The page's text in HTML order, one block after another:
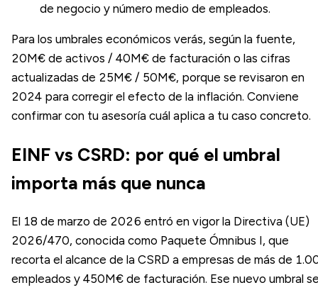
de negocio y número medio de empleados.
Para los umbrales económicos verás, según la fuente,
20M€ de activos / 40M€ de facturación o las cifras
actualizadas de 25M€ / 50M€, porque se revisaron en
2024 para corregir el efecto de la inflación. Conviene
confirmar con tu asesoría cuál aplica a tu caso concreto.
EINF vs CSRD: por qué el umbral
importa más que nunca
El 18 de marzo de 2026 entró en vigor la Directiva (UE)
2026/470, conocida como Paquete Ómnibus I, que
recorta el alcance de la CSRD a empresas de más de
empleados y 450M€ de facturación. Ese nuevo umbral